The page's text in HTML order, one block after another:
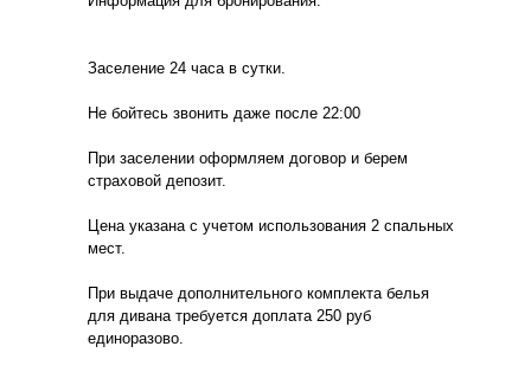
Заселение 24 часа в сутки.
Не бойтесь звонить даже после 22:00
При заселении оформляем договор и берем
страховой депозит.
Цена указана с учетом использования 2 спальных
мест.
При выдаче дополнительного комплекта белья
для дивана требуется доплата 250 руб
единоразово.